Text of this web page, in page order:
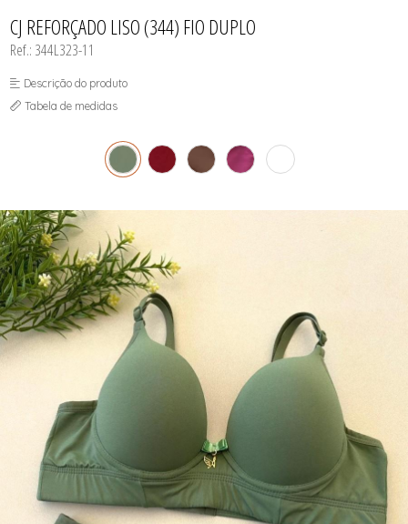
CJ REFORÇADO LISO (344) FIO DUPLO
Ref.: 344L323-11
Descrição do produto
Tabela de medidas